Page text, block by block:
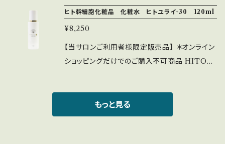
重ね付けすることで、集中ケアが可能です。 お肌
を元気に保ちたい方、透明感を求める方におす
すめです。サイクルプラス ビタミンC美容液を
日々のスキンケアに取り入れ、明るく艶やかな素
肌を手に入れましょう！
と、しっとりを感じられる浸透美容液 スペインで
は塗るボトックスといわれる植物由来の6つのア
ミノ酸が結合したアルジレリンが気分を引き上
げ、バーシカンとの相乗効果で透明で明るいトー
エイジング美容液としての効果を発揮します。さ
らに演出を支える技術は、原料をナノカプセル
ヒト幹細胞化粧品 化粧水 ヒトユライ+30 120ml
¥8,250
【当サロンご利用者様限定販売品】 ＊オンライン
ショッピングだけでのご購入不可商品 HITOY
っぷりと使用できます 朝晩４プッシュづつが店
長おすすめ！ それでも３ヶ月以上は持つ大容量
もっと見る